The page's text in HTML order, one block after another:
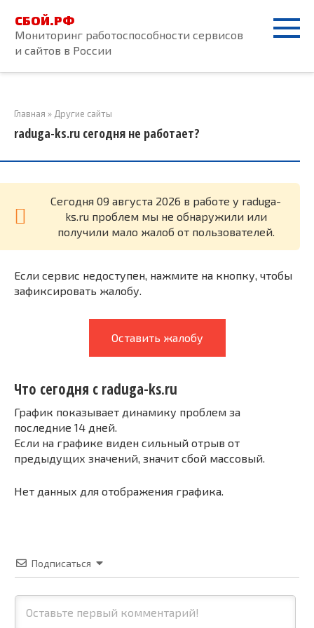
контенту
СБОЙ.РФ
Мониторинг работоспособности сервисов
и сайтов в России
Главная » Другие сайты
raduga-ks.ru сегодня не работает?
Cегодня 09 августа 2026 в работе у raduga-
ks.ru проблем мы не обнаружили или
получили мало жалоб от пользователей.
Если сервис недоступен, нажмите на кнопку, чтобы
зафиксировать жалобу.
Оставить жалобу
Что сегодня с raduga-ks.ru
График показывает динамику проблем за
последние 14 дней.
Если на графике виден сильный отрыв от
предыдущих значений, значит сбой массовый.
Нет данных для отображения графика.
Подписаться